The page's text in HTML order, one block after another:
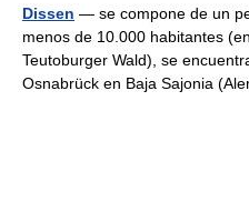
Dissen — se compone de un
menos de 10.000 habitantes
Teutoburger Wald), se
Osnabrück en Baja Sajonia